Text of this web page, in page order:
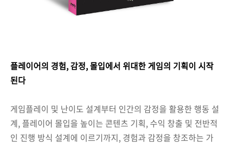
플레이어의 경험, 감정, 몰입에서 위대한 게임의 기획이 시작
된다
게임플레이 및 난이도 설계부터 인간의 감정을 활용한 행동 설
계, 플레이어 몰입을 높이는 콘텐츠 기획, 수익 창출 및 전반적
인 진행 방식 설계에 이르기까지, 경험과 감정을 창조하는 가